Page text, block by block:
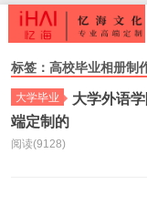
标签：高校毕业相册制
大学毕业
大学外语
端定制的
阅读(9128)